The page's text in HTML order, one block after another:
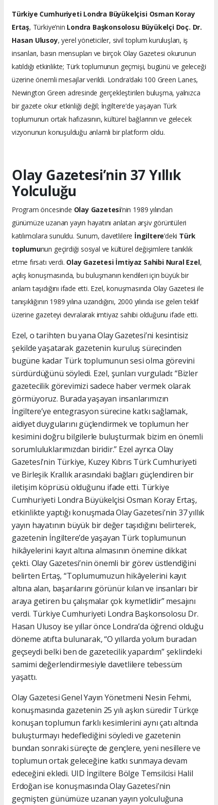
Türkiye Cumhuriyeti Londra Büyükelçisi Osman Koray
Ertaş, Türkiye’nin Londra Başkonsolosu Büyükelçi Doç. Dr.
Hasan Ulusoy, yerel yöneticiler, sivil toplum kuruluşları, iş
insanları, basın mensupları ve birçok Olay Gazetesi okurunun
katıldığı etkinlikte; Türk toplumunun geçmişi, bugünü ve geleceği
üzerine önemli mesajlar verildi. Londra’daki 100 Green Lanes,
Newington Green adresinde gerçekleştirilen buluşma, yalnızca
bir gazete okur etkinliği değil; İngiltere’de yaşayan Türk
toplumunun ortak hafızasının, kültürel bağlarının ve gelecek
vizyonunun konuşulduğu anlamlı bir platform oldu.
Olay Gazetesi’nin 37 Yıllık
Yolculuğu
Program öncesinde Olay Gazetesi’nin 1989 yılından
günümüze uzanan yayın hayatını anlatan arşiv görüntüleri
katılımcılara sunuldu. Sunum, davetlilere İngiltere’deki Türk
toplumunun geçirdiği sosyal ve kültürel değişimlere tanıklık
etme fırsatı verdi. Olay Gazetesi İmtiyaz Sahibi Nural Ezel,
açılış konuşmasında, bu buluşmanın kendileri için büyük bir
anlam taşıdığını ifade etti. Ezel, konuşmasında Olay Gazetesi ile
tanışıklığının 1989 yılına uzandığını, 2000 yılında ise gelen teklif
üzerine gazeteyi devralarak imtiyaz sahibi olduğunu ifade etti.
Ezel, o tarihten bu yana Olay Gazetesi’ni kesintisiz
şekilde yaşatarak gazetenin kuruluş sürecinden
bugüne kadar Türk toplumunun sesi olma görevini
sürdürdüğünü söyledi. Ezel, şunları vurguladı: “Bizler
gazetecilik görevimizi sadece haber vermek olarak
görmüyoruz. Burada yaşayan insanlarımızın
İngiltere’ye entegrasyon sürecine katkı sağlamak,
aidiyet duygularını güçlendirmek ve toplumun her
kesimini doğru bilgilerle buluşturmak bizim en önemli
sorumluluklarımızdan biridir.” Ezel ayrıca Olay
Gazetesi’nin Türkiye, Kuzey Kıbrıs Türk Cumhuriyeti
ve Birleşik Krallık arasındaki bağları güçlendiren bir
iletişim köprüsü olduğunu ifade etti. Türkiye
Cumhuriyeti Londra Büyükelçisi Osman Koray Ertaş,
etkinlikte yaptığı konuşmada Olay Gazetesi’nin 37 yıllık
yayın hayatının büyük bir değer taşıdığını belirterek,
gazetenin İngiltere’de yaşayan Türk toplumunun
hikâyelerini kayıt altına almasının önemine dikkat
çekti. Olay Gazetesi’nin önemli bir görev üstlendiğini
belirten Ertaş, “Toplumumuzun hikâyelerini kayıt
altına alan, başarılarını görünür kılan ve insanları bir
araya getiren bu çalışmalar çok kıymetlidir” mesajını
verdi. Türkiye Cumhuriyeti Londra Başkonsolosu Dr.
Hasan Ulusoy ise yıllar önce Londra’da öğrenci olduğu
döneme atıfta bulunarak, “O yıllarda yolum buradan
geçseydi belki ben de gazetecilik yapardım” şeklindeki
samimi değerlendirmesiyle davetlilere tebessüm
yaşattı.
Olay Gazetesi Genel Yayın Yönetmeni Nesin Fehmi,
konuşmasında gazetenin 25 yılı aşkın süredir Türkçe
konuşan toplumun farklı kesimlerini aynı çatı altında
buluşturmayı hedeflediğini söyledi ve gazetenin
bundan sonraki süreçte de gençlere, yeni nesillere ve
toplumun ortak geleceğine katkı sunmaya devam
edeceğini ekledi. UID İngiltere Bölge Temsilcisi Halil
Erdoğan ise konuşmasında Olay Gazetesi’nin
geçmişten günümüze uzanan yayın yolculuğuna